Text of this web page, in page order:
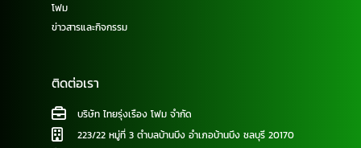
โฟม
ข่าวสารและกิจกรรม
ติดต่อเรา
บริษัท ไทยรุ่งเรือง โฟม จำกัด
223/22 หมู่ที่ 3 ตำบลบ้านบึง อำเภอบ้านบึง ชลบุรี 20170